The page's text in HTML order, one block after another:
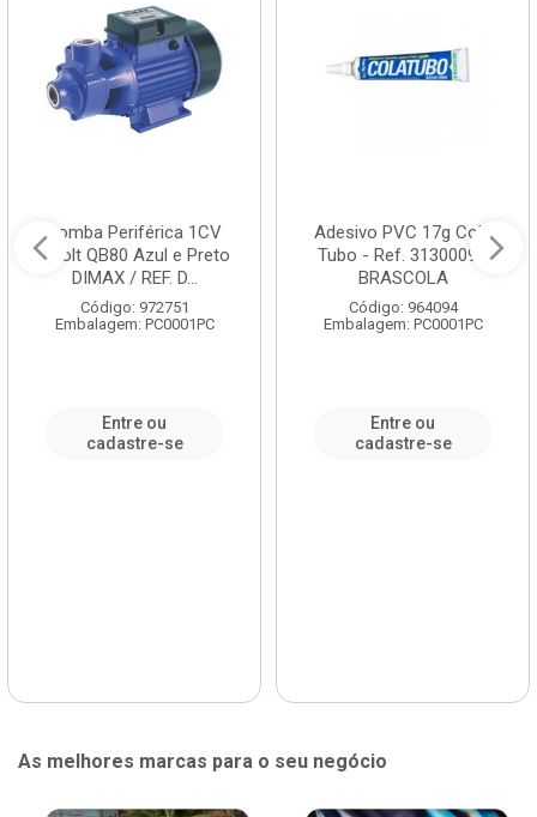
Bomba Periférica 1CV
Bivolt QB80 Azul e Preto
DIMAX / REF. D...
Código: 972751
Embalagem: PC0001PC
Entre ou
cadastre-se
Adesivo PVC 17g Cola
Tubo - Ref. 3130009 -
BRASCOLA
Código: 964094
Embalagem: PC0001PC
Entre ou
cadastre-se
As melhores marcas para o seu negócio